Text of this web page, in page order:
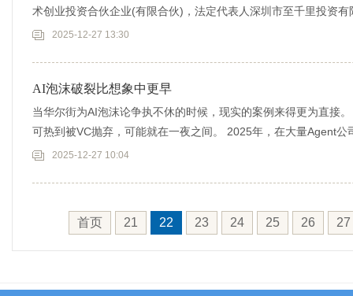
术创业投资合伙企业(有限合伙)，法定代表人深圳市至千里投资
本市场2025-12-27 13:30
AI泡沫破裂比想象中更早
当华尔街为AI泡沫论争执不休的时候，现实的案例来得更为直接
可热到被VC抛弃，可能就在一夜之间。 2025年，在大量Agent公
2025-12-27 10:04
首页 21 22 23 24 25 26 27